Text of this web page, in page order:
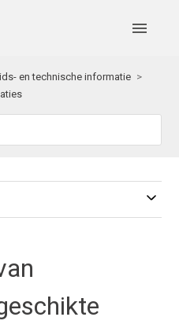
en technische informatie